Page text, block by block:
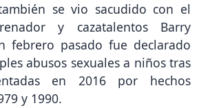
se vio sacudido con el
y cazatalentos Barry
febrero pasado fue declarado
abusos sexuales a niños tras
en 2016 por hechos
y 1990.